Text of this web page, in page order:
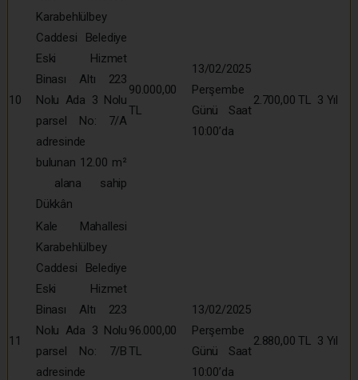
10
Karabehlülbey
Caddesi Belediye
Eski Hizmet
Binası Altı 223
Nolu Ada 3 Nolu
parsel No: 7/A
adresinde
bulunan 12.00 m²
alana sahip
Dükkân
90.000,00
TL
13/02/2025
Perşembe
Günü Saat
10:00’da
2.700,00 TL 3 Yıl
11
Kale Mahallesi
Karabehlülbey
Caddesi Belediye
Eski Hizmet
Binası Altı 223
Nolu Ada 3 Nolu
parsel No: 7/B
adresinde
96.000,00
TL
13/02/2025
Perşembe
Günü Saat
10:00’da
2.880,00 TL 3 Yıl